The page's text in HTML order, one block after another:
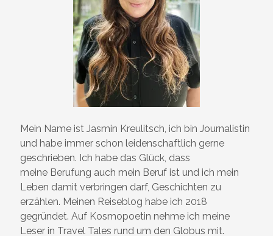
Mein Name ist Jasmin Kreulitsch, ich bin Journalistin
und habe immer schon leidenschaftlich gerne
geschrieben. Ich habe das Glück, dass
meine Berufung auch mein Beruf ist und ich mein
Leben damit verbringen darf, Geschichten zu
erzählen. Meinen Reiseblog habe ich 2018
gegründet. Auf Kosmopoetin nehme ich meine
Leser in Travel Tales rund um den Globus mit.